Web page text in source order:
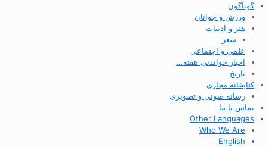
گوناگون
ورزش و جوانان
هنر و ادبیات
شعر
علمی و اجتماعی
اخبار خواندنی هفته…
تاریخ
کتابخانه مجازی
رسانه صوتی و تصویری
تماس با ما
Other Languages
Who We Are
English